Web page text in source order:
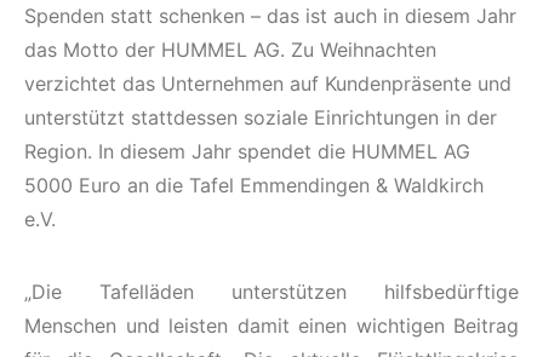
Spenden statt schenken – das ist auch in diesem Jahr
das Motto der HUMMEL AG. Zu Weihnachten
verzichtet das Unternehmen auf Kundenpräsente und
unterstützt stattdessen soziale Einrichtungen in der
Region. In diesem Jahr spendet die HUMMEL AG
5000 Euro an die Tafel Emmendingen & Waldkirch
e.V.
„Die Tafelläden unterstützen hilfsbedürftige
Menschen und leisten damit einen wichtigen Beitrag